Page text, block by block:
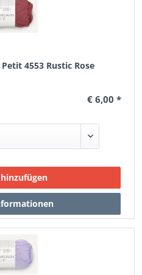
4553 Rustic Rose
€ 6,00 *